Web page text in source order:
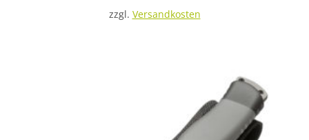
zzgl. Versandkosten